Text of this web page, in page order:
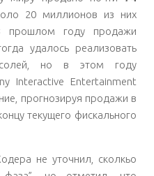
20 миллионов из них
прошлом году продажи
удалось реализовать
но в этом году
Interactive Entertainment
прогнозируя продажи в
текущего фискального
не уточнил, сколкьо